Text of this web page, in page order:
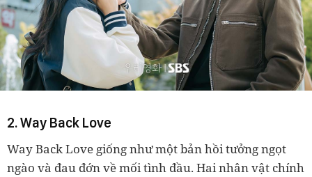
2. Way Back Love
Way Back Love giống như một bản hồi tưởng ngọt
ngào và đau đớn về mối tình đầu. Hai nhân vật chính